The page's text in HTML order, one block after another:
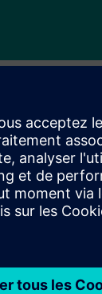
Il
de